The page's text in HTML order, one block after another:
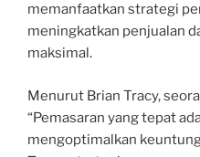
memanfaatkan strategi
meningkatkan penjualan
maksimal.
Menurut Brian Tracy,
“Pemasaran yang tepat
mengoptimalkan